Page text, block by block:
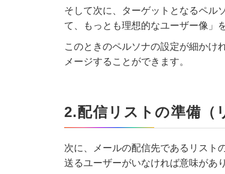
そして次に、ターゲットとなるペル
て、もっとも理想的なユーザー像」
このときのペルソナの設定が細かけ
メージすることができます。
2.配信リストの準備（
次に、メールの配信先であるリスト
送るユーザーがいなければ意味があ